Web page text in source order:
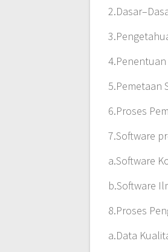
5.Pemetaan
6.Proses
7.Software
a.Software
b.Software
8.Proses
a.Data